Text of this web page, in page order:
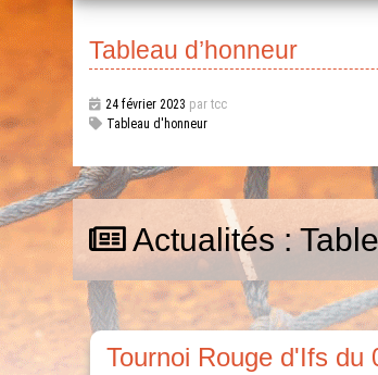
Tableau d’honneur
24 février 2023 par tcc
Tableau d'honneur
Actualités :
Tournoi Rouge d'Ifs du